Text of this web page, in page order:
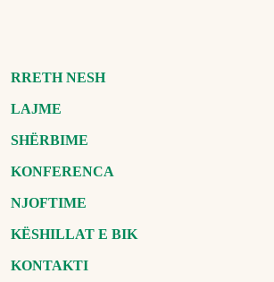
RRETH NESH
LAJME
SHËRBIME
KONFERENCA
NJOFTIME
KËSHILLAT E BIK
KONTAKTI